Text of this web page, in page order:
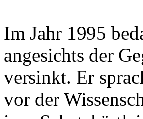
Im Jahr 1995
angesichts der
versinkt. Er
vor der